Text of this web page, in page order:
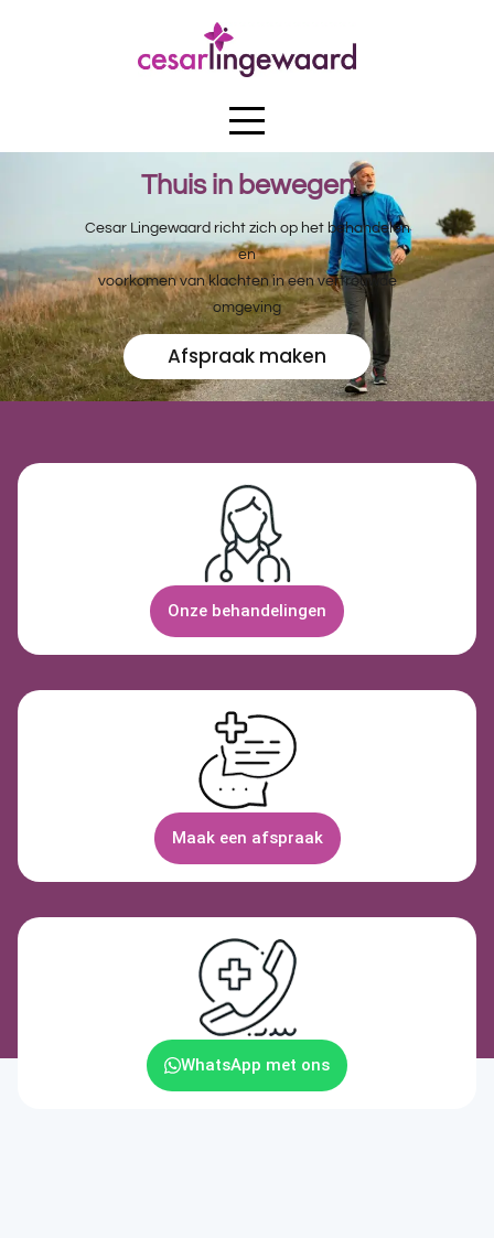
Thuis in bewegen
Cesar Lingewaard richt zich op het behandelen
en
voorkomen van klachten in een vertrouwde
omgeving
Afspraak maken
Onze behandelingen
Maak een afspraak
WhatsApp met ons